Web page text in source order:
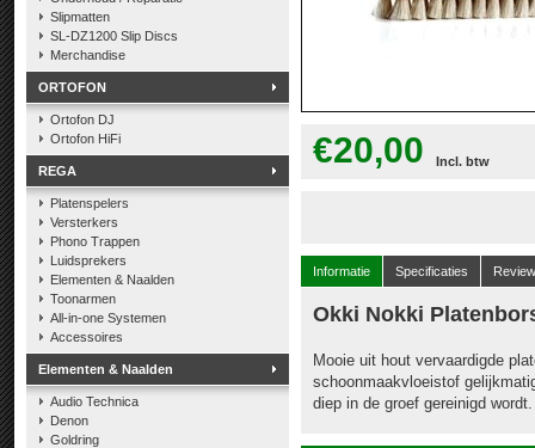
Slipmatten
SL-DZ1200 Slip Discs
Merchandise
ORTOFON
Ortofon DJ
Ortofon HiFi
REGA
Platenspelers
Versterkers
Phono Trappen
Luidsprekers
Elementen & Naalden
Toonarmen
All-in-one Systemen
Accessoires
Elementen & Naalden
Audio Technica
Denon
Goldring
€20,00 Incl. btw
Informatie Specificaties
Okki Nokki
Mooie uit hout vervaardigde
schoonmaakvloeistof
diep in de groef gereinigd wordt.